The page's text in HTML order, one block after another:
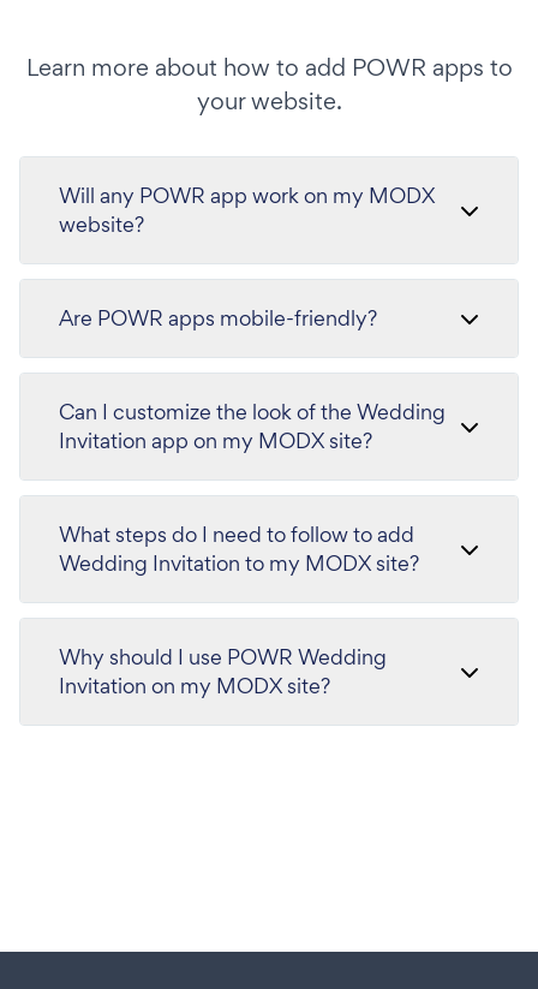
Learn more about how to add POWR apps to
your website.
Will any POWR app work on my MODX
website?
Are POWR apps mobile-friendly?
Can I customize the look of the Wedding
Invitation app on my MODX site?
What steps do I need to follow to add
Wedding Invitation to my MODX site?
Why should I use POWR Wedding
Invitation on my MODX site?